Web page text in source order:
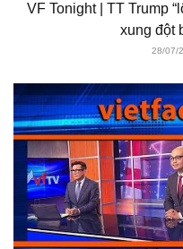
VF Tonight | TT Trump
xung đột
28/07/